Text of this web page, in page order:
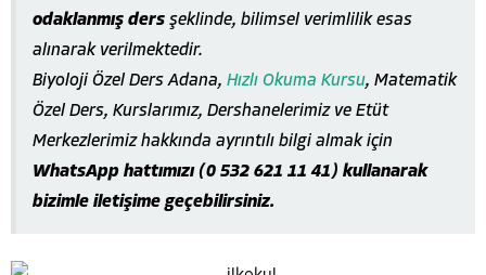
odaklanmış ders şeklinde, bilimsel verimlilik esas
alınarak verilmektedir.
Biyoloji Özel Ders Adana, Hızlı Okuma Kursu, Matematik
Özel Ders, Kurslarımız, Dershanelerimiz ve Etüt
Merkezlerimiz hakkında ayrıntılı bilgi almak için
WhatsApp hattımızı (0 532 621 11 41) kullanarak
bizimle iletişime geçebilirsiniz.